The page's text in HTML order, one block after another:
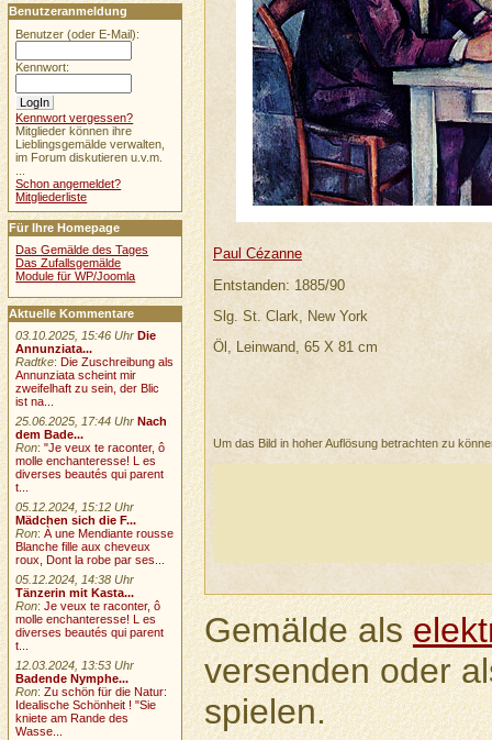
Paul Cézanne
Entstanden: 1885/90
Slg. St. Clark, New York
Öl, Leinwand, 65 X 81 cm
Um das Bild in hoher Auflösung betrachten zu
Gemälde als
versenden oder
spielen.
Benutzeranmeldung
Benutzer (oder E-Mail):
Kennwort:
Kennwort vergessen?
Mitglieder können ihre
Lieblingsgemälde verwalten,
im Forum diskutieren u.v.m.
Schon angemeldet?
Mitgliederliste
Für Ihre Homepage
Das Gemälde des Tages
Das Zufallsgemälde
Module für WP/Joomla
Aktuelle Kommentare
03.10.2025, 15:46 Uhr Die
Annunziata...
Radtke: Die Zuschreibung als
Annunziata scheint mir
zweifelhaft zu sein, der Blic
ist na...
25.06.2025, 17:44 Uhr Nach
dem Bade...
Ron:"Je veux te raconter, ô
molle enchanteresse! L es
diverses beautés qui parent
t...
05.12.2024, 15:12 Uhr
Mädchen sich die F...
Ron:À une Mendiante rousse
Blanche fille aux cheveux
roux, Dont la robe par ses...
05.12.2024, 14:38 Uhr
Tänzerin mit Kasta...
Ron:Je veux te raconter, ô
molle enchanteresse! L es
diverses beautés qui parent
t...
12.03.2024, 13:53 Uhr
Badende Nymphe...
Ron:Zu schön für die Natur:
Idealische Schönheit ! "Sie
kniete am Rande des
Wasse...